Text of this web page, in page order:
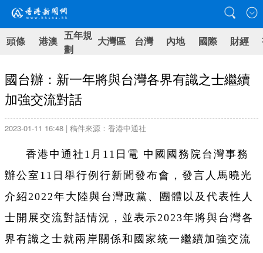
頭條 港澳 五年規
劃
大灣區 台灣 內地 國際 財經
國台辦：新一年將與台灣各界有識之士繼續
加強交流對話
2023-01-11 16:48 | 稿件來源：香港中通社
香港中通社1月11日電 中國國務院台灣事務
辦公室11日舉行例行新聞發布會，發言人馬曉光
介紹2022年大陸與台灣政黨、團體以及代表性人
士開展交流對話情況，並表示2023年將與台灣各
界有識之士就兩岸關係和國家統一繼續加強交流